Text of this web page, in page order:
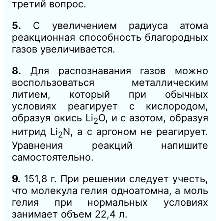
третий вопрос.
5. С увеличением радиуса атома
реакционная способность благородных
газов увеличивается.
8. Для распознавания газов можно
воспользоваться металлическим
литием, который при обычных
условиях реагирует с кислородом,
образуя окись Li2О, и с азотом, образуя
нитрид Li2N, а с аргоном не реагирует.
Уравнения реакций напишите
самостоятельно.
9. 151,8 г. При решении следует учесть,
что молекула гелия одноатомна, а моль
гелия при нормальных условиях
занимает объем 22,4 л.